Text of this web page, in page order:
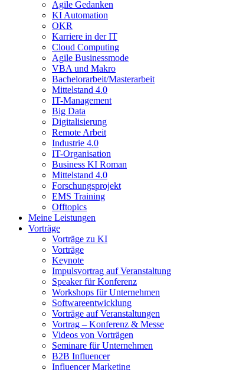
Agile Gedanken
KI Automation
OKR
Karriere in der IT
Cloud Computing
Agile Businessmode
VBA und Makro
Bachelorarbeit/Masterarbeit
Mittelstand 4.0
IT-Management
Big Data
Digitalisierung
Remote Arbeit
Industrie 4.0
IT-Organisation
Business KI Roman
Mittelstand 4.0
Forschungsprojekt
EMS Training
Offtopics
Meine Leistungen
Vorträge
Vorträge zu KI
Vorträge
Keynote
Impulsvortrag auf Veranstaltung
Speaker für Konferenz
Workshops für Unternehmen
Softwareentwicklung
Vorträge auf Veranstaltungen
Vortrag – Konferenz & Messe
Videos von Vorträgen
Seminare für Unternehmen
B2B Influencer
Influencer Marketing